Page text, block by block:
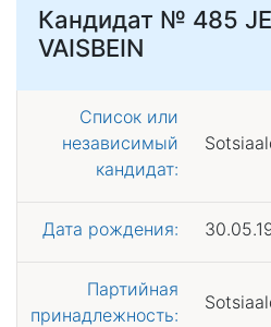
Кандидат № 485
VAISBEIN
Список или
независимый
кандидат:
Дата рождения:
Партийная
принадлежность: